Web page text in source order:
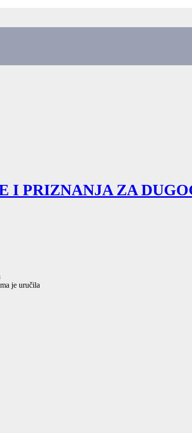
PRIZNANJA ZA
je uručila